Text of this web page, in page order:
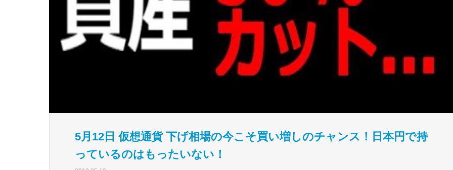
5月12日 仮想通貨 下げ相場の今こそ買い増しのチャンス！日本円で持
っているのはもったいない！